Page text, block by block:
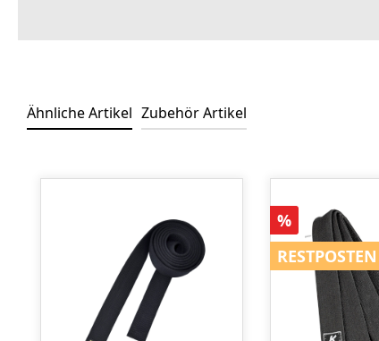
Ähnliche Artikel Zubehör Artikel
Rabatt
%
RESTPOSTEN
RESTPOSTEN